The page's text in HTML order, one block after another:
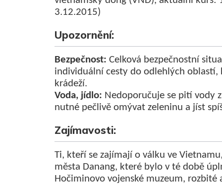
3.12.2015)
Upozornění:
Bezpečnost: Celková bezpečnostní
individuální cesty do odlehlých oblastí,
krádeží.
Voda, jídlo: Nedoporučuje se pití vody
nutné pečlivě omývat zeleninu a jíst
Zajímavosti:
Ti, kteří se zajímají o válku ve
města Danang, které bylo v té době
Hočiminovo vojenské muzeum, rozbité